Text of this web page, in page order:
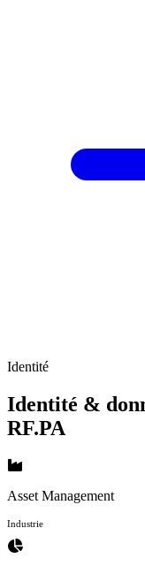
Identité
Identité &
RF.PA
Asset Management
Industrie